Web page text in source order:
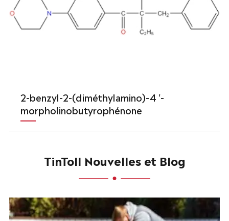
2-benzyl-2-(diméthylamino)-4 '-
morpholinobutyrophénone
TinToll Nouvelles et Blog